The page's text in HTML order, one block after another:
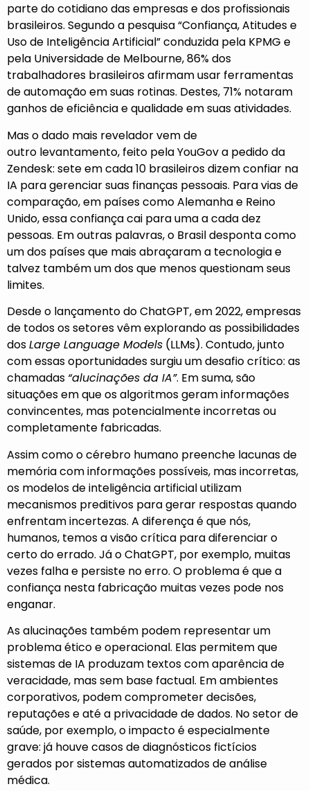
parte do cotidiano das empresas e dos profissionais
brasileiros. Segundo a pesquisa “Confiança, Atitudes e
Uso de Inteligência Artificial”conduzida pela KPMG e
pela Universidade de Melbourne, 86% dos
trabalhadores brasileiros afirmam usar ferramentas
de automação em suas rotinas. Destes, 71% notaram
ganhos de eficiência e qualidade em suas atividades.
Mas o dado mais revelador vem de
outro levantamento, feito pela YouGov a pedido da
Zendesk: sete em cada 10 brasileiros dizem confiar na
IA para gerenciar suas finanças pessoais. Para vias de
comparação, em países como Alemanha e Reino
Unido, essa confiança cai para uma a cada dez
pessoas. Em outras palavras, o Brasil desponta como
um dos países que mais abraçaram a tecnologia e
talvez também um dos que menos questionam seus
limites.
Desde o lançamento do ChatGPT, em 2022, empresas
de todos os setores vêm explorando as possibilidades
dosLarge Language Models (LLMs). Contudo, junto
com essas oportunidades surgiu um desafio crítico: as
chamadas “alucinações da IA”. Em suma, são
situações em que os algoritmos geram informações
convincentes, mas potencialmente incorretas ou
completamente fabricadas.
Assim como o cérebro humano preenche lacunas de
memória com informações possíveis, mas incorretas,
os modelos de inteligência artificial utilizam
mecanismos preditivos para gerar respostas quando
enfrentam incertezas. A diferença é que nós,
humanos, temos a visão crítica para diferenciar o
certo do errado. Já o ChatGPT, por exemplo, muitas
vezes falha e persiste no erro. O problema é que a
confiança nesta fabricação muitas vezes pode nos
enganar.
As alucinações também podem representar um
problema ético e operacional. Elas permitem que
sistemas de IA produzam textos com aparência de
veracidade, mas sem base factual. Em ambientes
corporativos, podem comprometer decisões,
reputações e até a privacidade de dados. No setor de
saúde, por exemplo, o impacto é especialmente
grave: já houve casos de diagnósticos fictícios
gerados por sistemas automatizados de análise
médica.